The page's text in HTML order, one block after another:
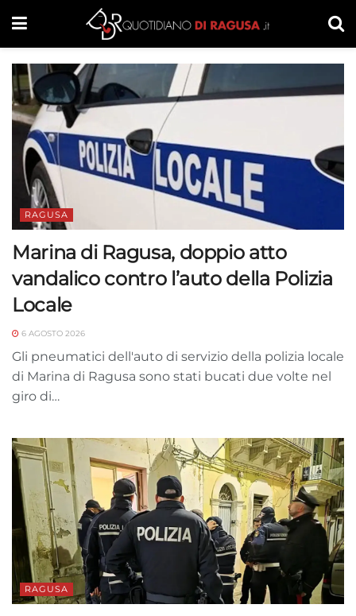
RAGUSA
Marina di Ragusa, doppio atto
vandalico contro l’auto della Polizia
Locale
6 AGOSTO 2026
Gli pneumatici dell'auto di servizio della polizia locale
di Marina di Ragusa sono stati bucati due volte nel
giro di…
RAGUSA